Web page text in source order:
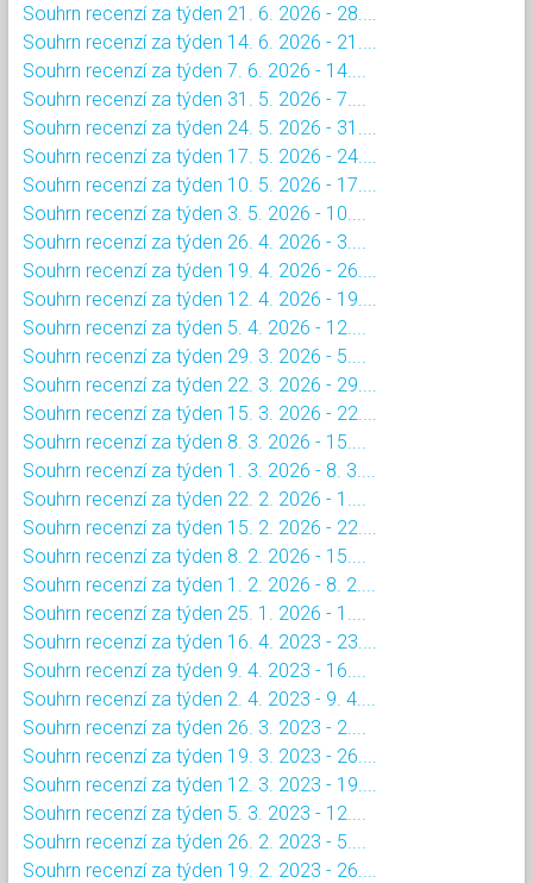
Souhrn recenzí za týden 21. 6. 2026 - 28....
Souhrn recenzí za týden 14. 6. 2026 - 21....
Souhrn recenzí za týden 7. 6. 2026 - 14....
Souhrn recenzí za týden 31. 5. 2026 - 7....
Souhrn recenzí za týden 24. 5. 2026 - 31....
Souhrn recenzí za týden 17. 5. 2026 - 24....
Souhrn recenzí za týden 10. 5. 2026 - 17....
Souhrn recenzí za týden 3. 5. 2026 - 10....
Souhrn recenzí za týden 26. 4. 2026 - 3....
Souhrn recenzí za týden 19. 4. 2026 - 26....
Souhrn recenzí za týden 12. 4. 2026 - 19....
Souhrn recenzí za týden 5. 4. 2026 - 12....
Souhrn recenzí za týden 29. 3. 2026 - 5....
Souhrn recenzí za týden 22. 3. 2026 - 29....
Souhrn recenzí za týden 15. 3. 2026 - 22....
Souhrn recenzí za týden 8. 3. 2026 - 15....
Souhrn recenzí za týden 1. 3. 2026 - 8. 3....
Souhrn recenzí za týden 22. 2. 2026 - 1....
Souhrn recenzí za týden 15. 2. 2026 - 22....
Souhrn recenzí za týden 8. 2. 2026 - 15....
Souhrn recenzí za týden 1. 2. 2026 - 8. 2....
Souhrn recenzí za týden 25. 1. 2026 - 1....
Souhrn recenzí za týden 16. 4. 2023 - 23....
Souhrn recenzí za týden 9. 4. 2023 - 16....
Souhrn recenzí za týden 2. 4. 2023 - 9. 4....
Souhrn recenzí za týden 26. 3. 2023 - 2....
Souhrn recenzí za týden 19. 3. 2023 - 26....
Souhrn recenzí za týden 12. 3. 2023 - 19....
Souhrn recenzí za týden 5. 3. 2023 - 12....
Souhrn recenzí za týden 26. 2. 2023 - 5....
Souhrn recenzí za týden 19. 2. 2023 - 26....